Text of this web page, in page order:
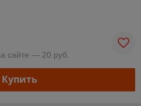
сайте — 20 руб.
Купить